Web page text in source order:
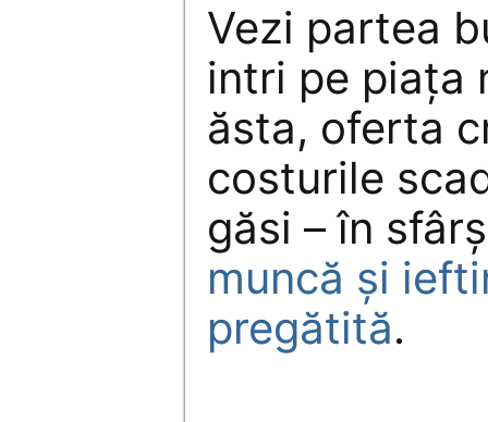
Vezi partea
intri pe piața
ăsta, oferta
costurile
găsi – în
muncă și
pregătită.